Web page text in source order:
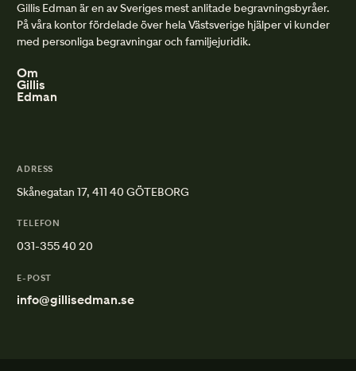
Gillis Edman är en av Sveriges mest anlitade begravningsbyråer.
På våra kontor fördelade över hela Västsverige hjälper vi kunder
med personliga begravningar och familjejuridik.
Om
Gillis
Edman
ADRESS
Skånegatan 17, 411 40 GÖTEBORG
TELEFON
031-355 40 20
E-POST
info@gillisedman.se